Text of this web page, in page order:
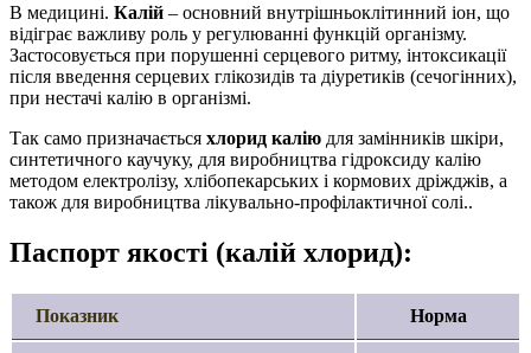
В медицині. Калій – основний внутрішньоклітинний іон, що
відіграє важливу роль у регулюванні функцій організму.
Застосовується при порушенні серцевого ритму, інтоксикації
після введення серцевих глікозидів та діуретиків (сечогінних),
при нестачі калію в організмі.
Так само призначається хлорид калію для замінників шкіри,
синтетичного каучуку, для виробництва гідроксиду калію
методом електролізу, хлібопекарських і кормових дріжджів, а
також для виробництва лікувально-профілактичної солі..
Паспорт якості (калій хлорид):
Показник Норма